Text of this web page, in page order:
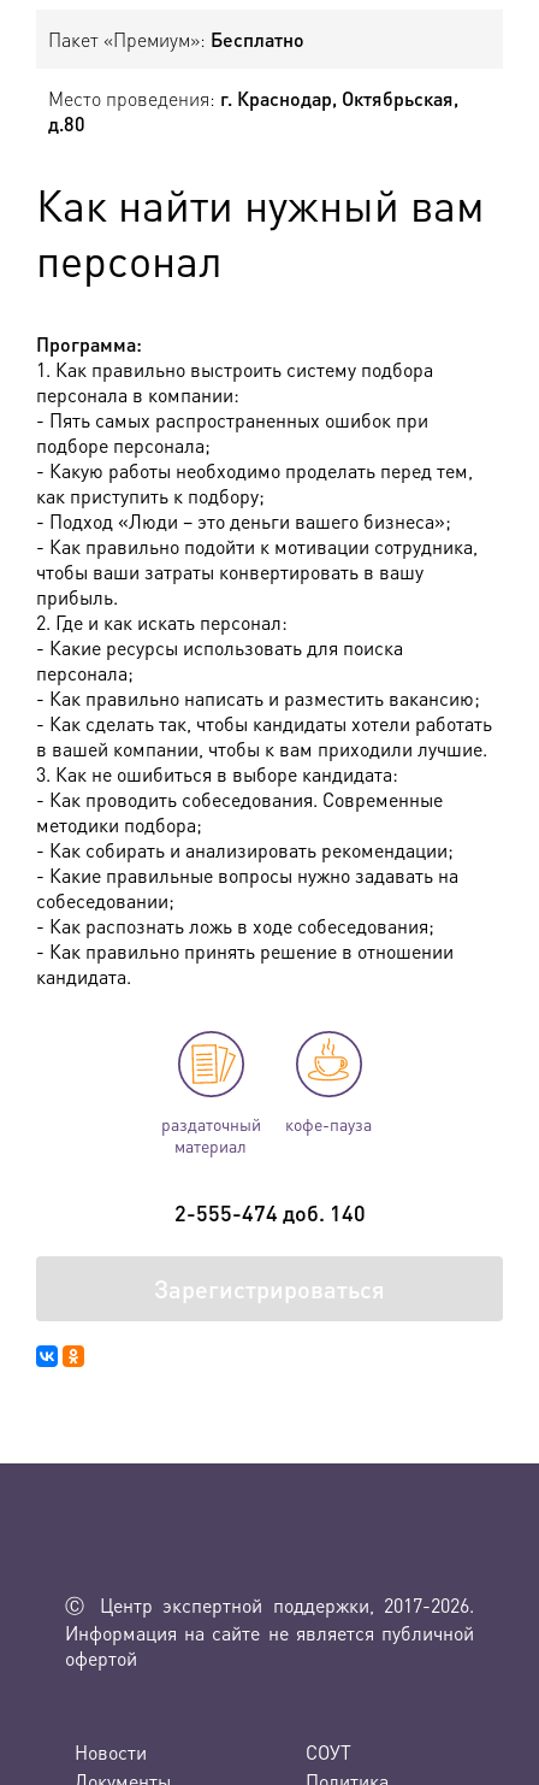
Пакет «Премиум»: Бесплатно
Место проведения: г. Краснодар, Октябрьская,
д.80
Как найти нужный вам
персонал
Программа:
1. Как правильно выстроить систему подбора
персонала в компании:
- Пять самых распространенных ошибок при
подборе персонала;
- Какую работы необходимо проделать перед тем,
как приступить к подбору;
- Подход «Люди – это деньги вашего бизнеса»;
- Как правильно подойти к мотивации сотрудника,
чтобы ваши затраты конвертировать в вашу
прибыль.
2. Где и как искать персонал:
- Какие ресурсы использовать для поиска
персонала;
- Как правильно написать и разместить вакансию;
- Как сделать так, чтобы кандидаты хотели работать
в вашей компании, чтобы к вам приходили лучшие.
3. Как не ошибиться в выборе кандидата:
- Как проводить собеседования. Современные
методики подбора;
- Как собирать и анализировать рекомендации;
- Какие правильные вопросы нужно задавать на
собеседовании;
- Как распознать ложь в ходе собеседования;
- Как правильно принять решение в отношении
кандидата.
раздаточный
материал
кофе-пауза
2-555-474 доб. 140
Зарегистрироваться
Ⓒ Центр экспертной поддержки, 2017-2026.
Информация на сайте не является публичной
офертой
Новости
СОУТ